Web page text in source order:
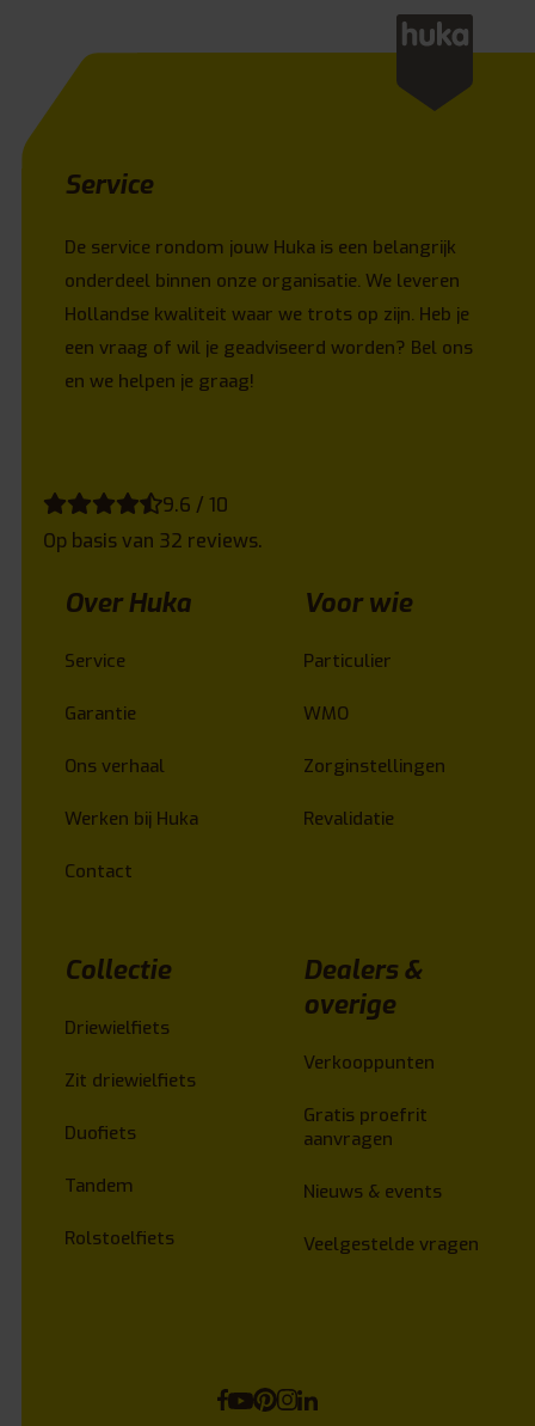
Service
De service rondom jouw Huka is een belangrijk
onderdeel binnen onze organisatie. We leveren
Hollandse kwaliteit waar we trots op zijn. Heb je
een vraag of wil je geadviseerd worden? Bel ons
en we helpen je graag!
9.6 / 10
Op basis van 32 reviews.
Over Huka
Service
Garantie
Ons verhaal
Werken bij Huka
Contact
Voor wie
Particulier
WMO
Zorginstellingen
Revalidatie
Collectie
Driewielfiets
Zit driewielfiets
Duofiets
Tandem
Rolstoelfiets
Dealers &
overige
Verkooppunten
Gratis proefrit
aanvragen
Nieuws & events
Veelgestelde vragen